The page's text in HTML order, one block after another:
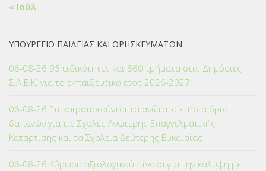
« Ιούλ
ΥΠΟΥΡΓΕΙΟ ΠΑΙΔΕΙΑΣ ΚΑΙ ΘΡΗΣΚΕΥΜΑΤΩΝ
06-08-26 95 ειδικότητες και 860 τμήματα στις Δημόσιες
Σ.Α.Ε.Κ. για το εκπαιδευτικό έτος 2026-2027
06-08-26 Επικαιροποιούνται τα ανώτατα ετήσια όρια
δαπανών για τις Σχολές Ανώτερης Επαγγελματικής
Κατάρτισης και τα Σχολεία Δεύτερης Ευκαιρίας
06-08-26 Κύρωση αξιολογικού πίνακα για την κάλυψη με